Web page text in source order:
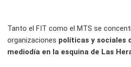
Tanto el FIT como el MTS se
organizaciones políticas y sociales
mediodía en la esquina de Las